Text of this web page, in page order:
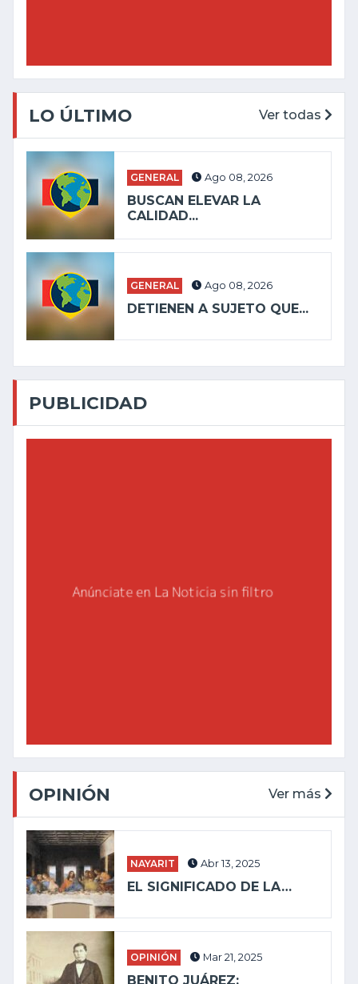
LO ÚLTIMO Ver todas
GENERAL Ago 08, 2026
BUSCAN ELEVAR LA
CALIDAD...
GENERAL Ago 08, 2026
DETIENEN A SUJETO QUE...
PUBLICIDAD
OPINIÓN Ver más
NAYARIT Abr 13, 2025
EL SIGNIFICADO DE LA…
OPINIÓN Mar 21, 2025
BENITO JUÁREZ: